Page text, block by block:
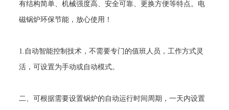
有结构简单、机械强度高、安全可靠、更换方便等特点。电
磁锅炉环保节能，放心使用！
1. 自动智能控制技术，不需要专门的值班人员，工作方式灵
活，可设置为手动或自动模式。
二、可根据需要设置锅炉的自动运行时间周期，一天内设置